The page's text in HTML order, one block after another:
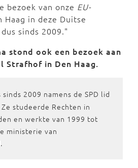
bezoek van onze EU-
Haag in deze Duitse
sinds 2009."
stond ook een bezoek aan
Strafhof in Den Haag.
sinds 2009 namens de SPD lid
studeerde Rechten in
en werkte van 1999 tot
ministerie van